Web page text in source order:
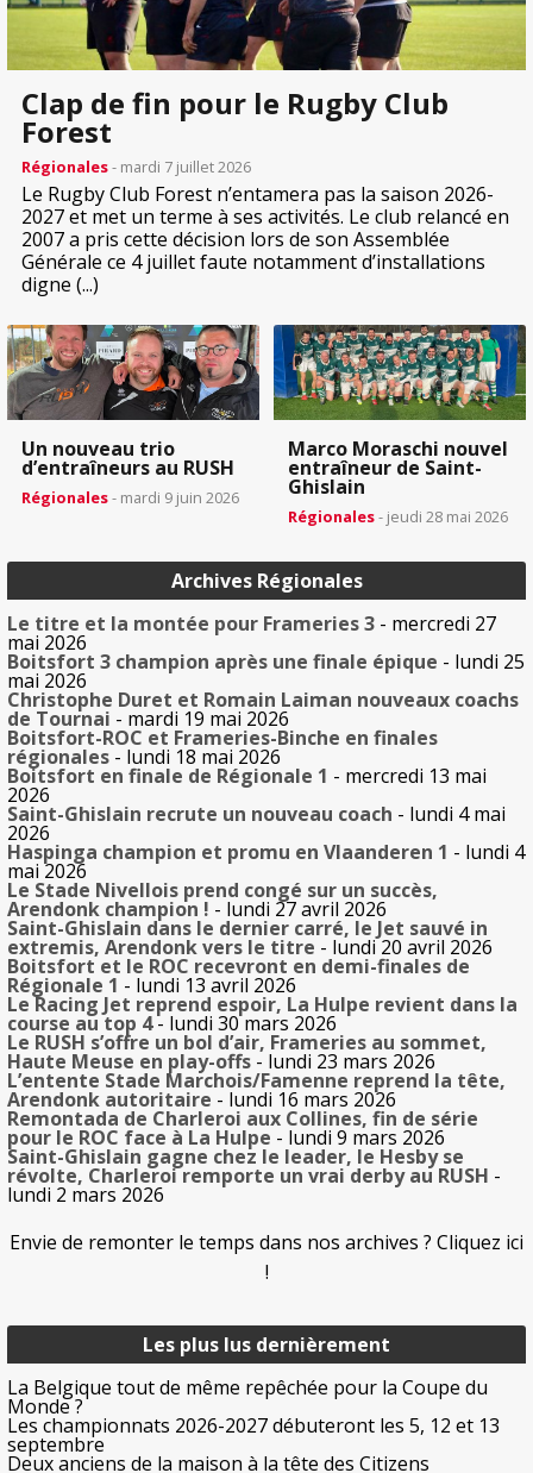
Clap de fin pour le Rugby Club
Forest
Régionales- mardi 7 juillet 2026
Le Rugby Club Forest n’entamera pas la saison 2026-
2027 et met un terme à ses activités. Le club relancé en
2007 a pris cette décision lors de son Assemblée
Générale ce 4 juillet faute notamment d’installations
digne (...)
Un nouveau trio
d’entraîneurs au RUSH
Régionales- mardi 9 juin 2026
Marco Moraschi nouvel
entraîneur de Saint-
Ghislain
Régionales- jeudi 28 mai 2026
Les plus lus dernièrement
La Belgique tout de même repêchée pour la Coupe du
Monde ?
Les championnats 2026-2027 débuteront les 5, 12 et 13
septembre
Deux anciens de la maison à la tête des Citizens
Archives Régionales
Le titre et la montée pour Frameries 3 - mercredi 27
mai 2026
Boitsfort 3 champion après une finale épique - lundi 25
mai 2026
Christophe Duret et Romain Laiman nouveaux coachs
de Tournai - mardi 19 mai 2026
Boitsfort-ROC et Frameries-Binche en finales
régionales - lundi 18 mai 2026
Boitsfort en finale de Régionale 1 - mercredi 13 mai
2026
Saint-Ghislain recrute un nouveau coach - lundi 4 mai
2026
Haspinga champion et promu en Vlaanderen 1 - lundi 4
mai 2026
Le Stade Nivellois prend congé sur un succès,
Arendonk champion ! - lundi 27 avril 2026
Saint-Ghislain dans le dernier carré, le Jet sauvé in
extremis, Arendonk vers le titre - lundi 20 avril 2026
Boitsfort et le ROC recevront en demi-finales de
Régionale 1 - lundi 13 avril 2026
Le Racing Jet reprend espoir, La Hulpe revient dans la
course au top 4- lundi 30 mars 2026
Le RUSH s’offre un bol d’air, Frameries au sommet,
Haute Meuse en play-offs - lundi 23 mars 2026
L’entente Stade Marchois/Famenne reprend la tête,
Arendonk autoritaire - lundi 16 mars 2026
Remontada de Charleroi aux Collines, fin de série
pour le ROC face à La Hulpe - lundi 9 mars 2026
Saint-Ghislain gagne chez le leader, le Hesby se
révolte, Charleroi remporte un vrai derby au RUSH -
lundi 2 mars 2026
Envie de remonter le temps dans nos archives ? Cliquez ici
!